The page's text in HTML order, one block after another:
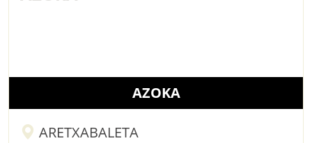
AZOKA
ARETXABALETA